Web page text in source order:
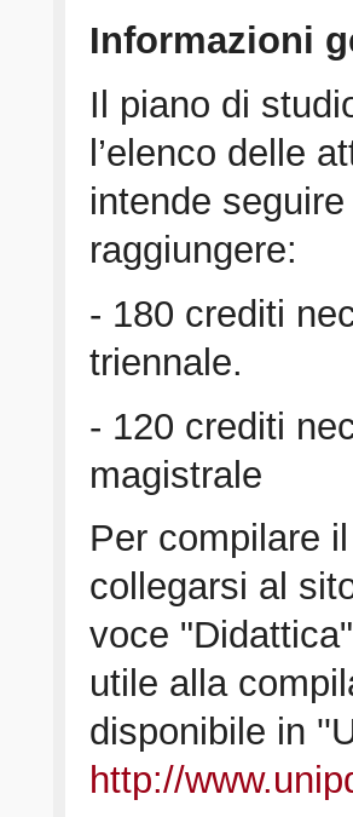
Informazioni
Il piano di
l’elenco delle
intende
raggiungere:
- 180 crediti
triennale.
- 120 crediti
magistrale
Per compilare
collegarsi al
voce
utile alla
disponibile in
http://